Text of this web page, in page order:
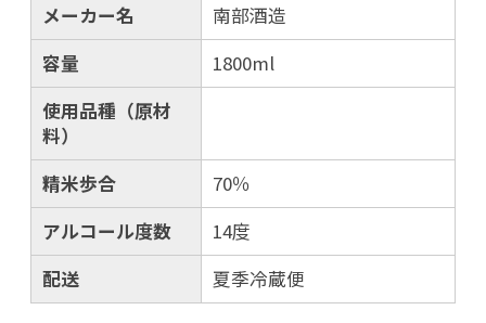
メーカー名
南部酒造
容量
1800ml
使用品種（原材
料）
精米歩合
70％
アルコール度数
14度
配送
夏季冷蔵便